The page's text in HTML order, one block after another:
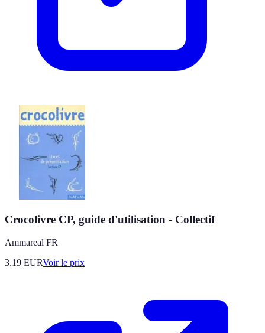
Crocolivre CP, guide d'utilisation - Collectif
Ammareal FR
3.19 EURVoir le prix